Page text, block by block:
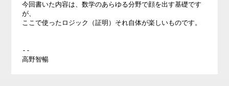
今回書いた内容は、数学のあらゆる分野で顔を出す基礎です
が、
ここで使ったロジック（証明）それ自体が楽しいものです。
--
高野智暢